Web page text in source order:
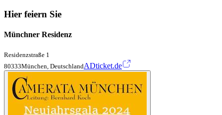
Hier feiern Sie
Münchner Residenz
Residenzstraße 1
80333München, DeutschlandADticket.de